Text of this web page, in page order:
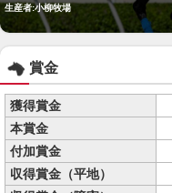
生産者:小柳牧場
賞金
獲得賞金
本賞金
付加賞金
収得賞金（平地）